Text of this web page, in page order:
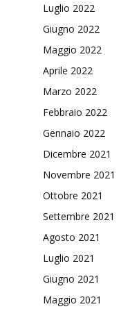
Luglio 2022
Giugno 2022
Maggio 2022
Aprile 2022
Marzo 2022
Febbraio 2022
Gennaio 2022
Dicembre 2021
Novembre 2021
Ottobre 2021
Settembre 2021
Agosto 2021
Luglio 2021
Giugno 2021
Maggio 2021